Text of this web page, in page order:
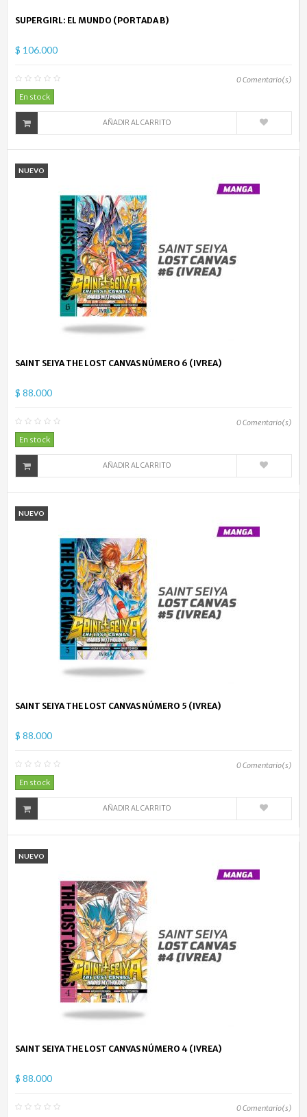
SUPERGIRL: EL MUNDO (PORTADA B)
$ 106.000
0Comentario(s)
En stock
AÑADIR AL CARRITO
NUEVO
SAINT SEIYA THE LOST CANVAS NÚMERO 6 (IVREA)
$ 88.000
0Comentario(s)
En stock
AÑADIR AL CARRITO
NUEVO
SAINT SEIYA THE LOST CANVAS NÚMERO 5 (IVREA)
$ 88.000
0Comentario(s)
En stock
AÑADIR AL CARRITO
NUEVO
SAINT SEIYA THE LOST CANVAS NÚMERO 4 (IVREA)
$ 88.000
0Comentario(s)